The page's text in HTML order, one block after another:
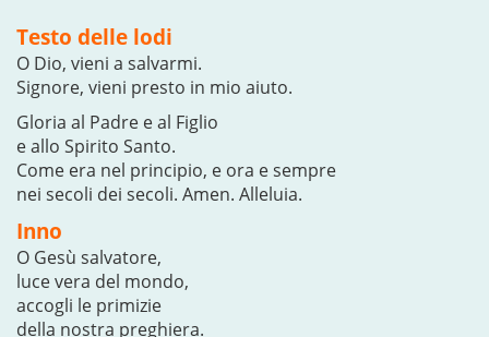
Testo delle lodi
O Dio, vieni a salvarmi.
Signore, vieni presto in mio aiuto.
Gloria al Padre e al Figlio
e allo Spirito Santo.
Come era nel principio, e ora e sempre
nei secoli dei secoli. Amen. Alleluia.
Inno
O Gesù salvatore,
luce vera del mondo,
accogli le primizie
della nostra preghiera.